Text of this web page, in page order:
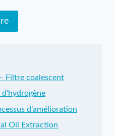
Filtre coalescent
d’amélioration
Oil Extraction